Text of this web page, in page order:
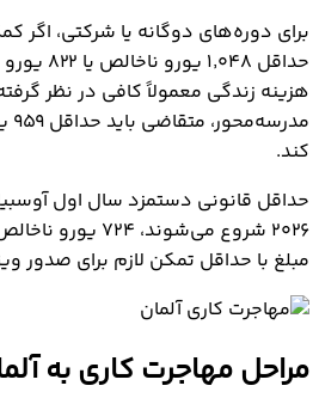
حداقل
هزینه زندگی معمولاً کافی در نظر
کند.
حداقل قانونی دستمزد سال اول
۲۰۲۶ شروع می‌شوند،
مبلغ با حداقل تمکن لازم برای صدور
مراحل مهاجرت کاری به